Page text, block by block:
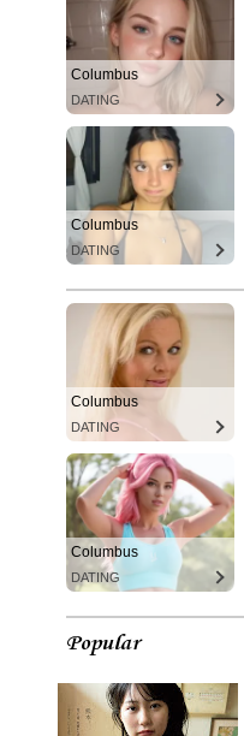
Columbus
DATING
Columbus
DATING
Columbus
DATING
Columbus
DATING
Popular